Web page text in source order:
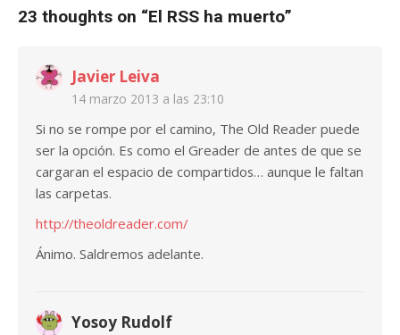
23 thoughts on “El RSS ha muerto”
Javier Leiva
14 marzo 2013 a las 23:10
Si no se rompe por el camino, The Old Reader puede
ser la opción. Es como el Greader de antes de que se
cargaran el espacio de compartidos… aunque le faltan
las carpetas.
http://theoldreader.com/
Ánimo. Saldremos adelante.
Yosoy Rudolf